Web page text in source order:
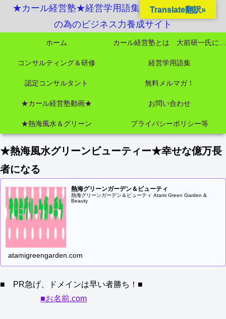
★カール経営塾★経営学用語集起業独立成功MBA
の為のビジネス力養成サイト
ホーム
コンサルティング＆研修 経営学用語集
認定コンサルタント 無料メルマガ！
★カール経営塾動画★ お問い合わせ
★熱海風水＆グリーン プライバシーポリシー等
★熱海風水グリーンビューティー★幸せな億万長
者になる
熱海グリーンガーデン＆ビューティ
熱海グリーンガーデン＆ビューティ Atami Green Garden &
Beauty
atamigreengarden.com
■ PR急げ、ドメインは早い者勝ち！■
■お名前.com
Translate翻訳»